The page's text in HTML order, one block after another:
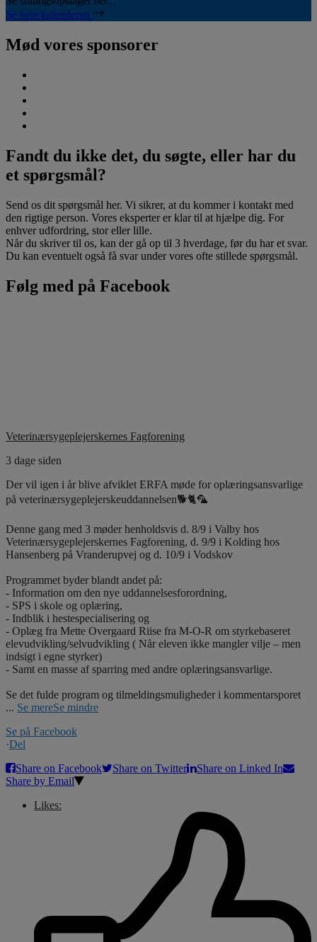
Se hele kalenderen
Mød vores sponsorer
Fandt du ikke det, du søgte, eller har du
et spørgsmål?
Send os dit spørgsmål her. Vi sikrer, at du kommer i kontakt med
den rigtige person. Vores eksperter er klar til at hjælpe dig. For
enhver udfordring, stor eller lille.
Når du skriver til os, kan der gå op til 3 hverdage, før du har et svar.
Du kan eventuelt også få svar under vores ofte stillede spørgsmål.
Følg med på Facebook
Veterinærsygeplejerskernes Fagforening
3 dage siden
Der vil igen i år blive afviklet ERFA møde for oplæringsansvarlige
på veterinærsygeplejerskeuddannelsen🐕🐈🦜
Denne gang med 3 møder henholdsvis d. 8/9 i Valby hos
Veterinærsygeplejerskernes Fagforening, d. 9/9 i Kolding hos
Hansenberg på Vranderupvej og d. 10/9 i Vodskov
Programmet byder blandt andet på:
- Information om den nye uddannelsesforordning,
- SPS i skole og oplæring,
- Indblik i hestespecialisering og
- Oplæg fra Mette Overgaard Riise fra M-O-R om styrkebaseret
elevudvikling/selvudvikling ( Når eleven ikke mangler vilje – men
indsigt i egne styrker)
- Samt en masse af sparring med andre oplæringsansvarlige.
Se det fulde program og tilmeldingsmuligheder i kommentarsporet
... Se mereSe mindre
Se på Facebook
·Del
Share on Facebook
Share on Twitter
Share on Linked In
Share by Email
Likes: